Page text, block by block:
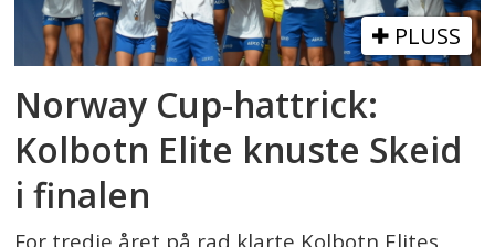
PLUSS
Norway Cup-hattrick:
Kolbotn Elite knuste Skeid
i finalen
For tredje året på rad klarte Kolbotn Elites